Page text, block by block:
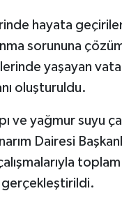
hayata
sorununa
yaşayan
oluşturuldu.
ve yağmur suyu
Dairesi